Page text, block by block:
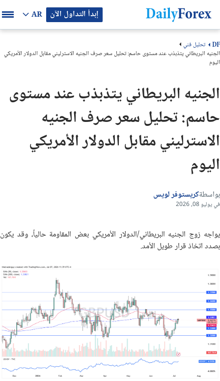
إبدأ التداول الآن AR
DF
تحليل فني
الجنيه البريطاني يتذبذب عند مستوى حاسم: تحليل سعر صرف الجنيه الاسترليني مقابل الدولار الأمريكي
اليوم
الجنيه البريطاني يتذبذب عند مستوى
حاسم: تحليل سعر صرف الجنيه
الاسترليني مقابل الدولار الأمريكي
اليوم
بواسطةكريستوفر لويس
في يوليو 08, 2026
يواجه زوج الجنيه البريطاني/الدولار الأمريكي بعض المقاومة حالياً، وقد يكون
بصدد اتخاذ قرار طويل الأمد.